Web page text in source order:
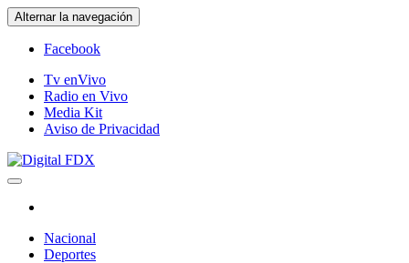
Saltar
al
contenido
Alternar la navegación
Facebook
Tv enVivo
Radio en Vivo
Media Kit
Aviso de Privacidad
Nacional
Deportes